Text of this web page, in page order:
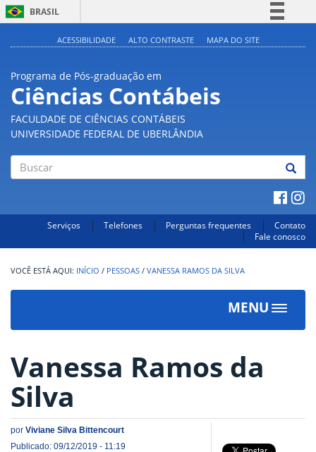
BRASIL
Acesso à informação
ACESSIBILIDADE ALTO CONTRASTE MAPA DO SITE
Programa de Pós-graduação em
Ciências Contábeis
FACULDADE DE CIÊNCIAS CONTÁBEIS
UNIVERSIDADE FEDERAL DE UBERLÂNDIA
Serviços Telefones Perguntas frequentes
Contato
Fale conosco
INÍCIO / PESSOAS / VANESSA RAMOS DA SILVA
MENU
Toggle
Vanessa Ramos da
Silva
por Viviane Silva Bittencourt
Publicado: 09/12/2019 - 11:19